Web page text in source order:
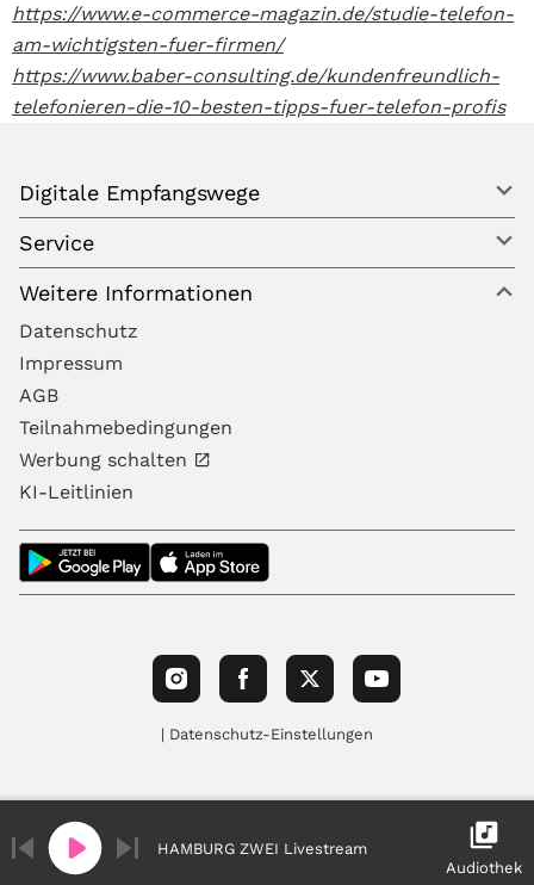
https://www.e-commerce-magazin.de/studie-telefon-
am-wichtigsten-fuer-firmen/
https://www.baber-consulting.de/kundenfreundlich-
telefonieren-die-10-besten-tipps-fuer-telefon-profis
Digitale Empfangswege
Service
Weitere Informationen
Datenschutz
Impressum
AGB
Teilnahmebedingungen
Werbung schalten
KI-Leitlinien
| Datenschutz-Einstellungen
HAMBURG ZWEI Livestream
Audiothek